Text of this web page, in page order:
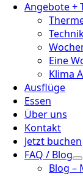
Angebote +
Eine
Klima
Ausflüge
Essen
Über uns
Kontakt
Jetzt buchen
FAQ / Blog
Blog –